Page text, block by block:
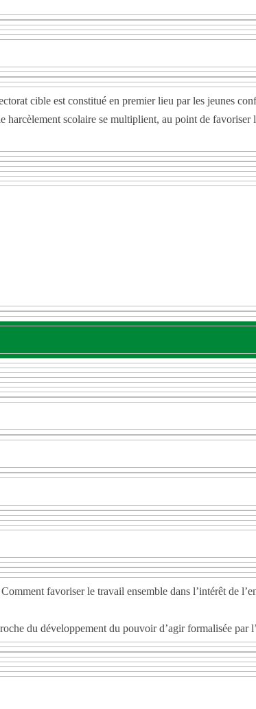
cible est constitué en premier lieu par les jeunes
scolaire se multiplient, au point de favoriser
favoriser le travail ensemble dans l’intérêt de
du développement du pouvoir d’agir formalisée